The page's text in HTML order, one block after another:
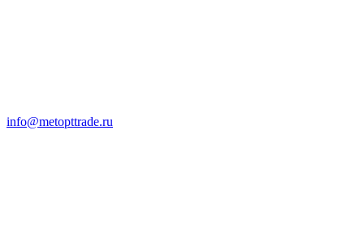
info@metopttrade.ru